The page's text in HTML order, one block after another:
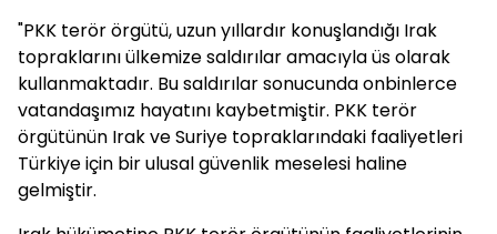
"PKK terör örgütü, uzun yıllardır konuşlandığı Irak
topraklarını ülkemize saldırılar amacıyla üs olarak
kullanmaktadır. Bu saldırılar sonucunda onbinlerce
vatandaşımız hayatını kaybetmiştir. PKK terör
örgütünün Irak ve Suriye topraklarındaki faaliyetleri
Türkiye için bir ulusal güvenlik meselesi haline
gelmiştir.